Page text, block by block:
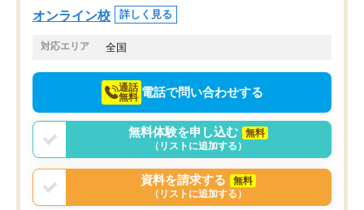
つ成績も上がり、苦手意識も無くなっ
てきたので、さらに苦手な数学も追加
でお願いしました。来年の高校受験に
オンライン校 詳しく見る
対応エリア 全国
通話
無料 電話で問い合わせする
無料体験を申し込む
無料
（リストに追加する）
資料を請求する
無料
（リストに追加する）